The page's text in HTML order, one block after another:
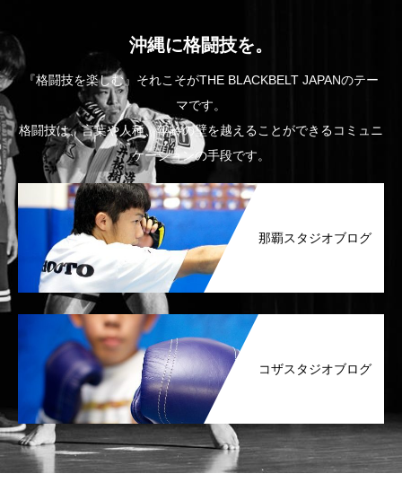
沖縄に格闘技を。
『格闘技を楽しむ』それこそがTHE BLACKBELT JAPANのテー
マです。
格闘技は、言葉や人種、年齢の壁を越えることができるコミュニ
ケーションの手段です。
那覇スタジオブログ
コザスタジオブログ